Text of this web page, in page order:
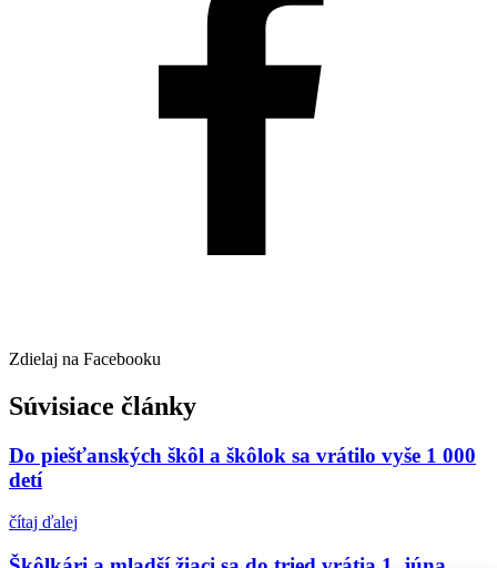
Zdielaj na Facebooku
Súvisiace články
Do piešťanských škôl a škôlok sa vrátilo vyše 1 000
detí
čítaj ďalej